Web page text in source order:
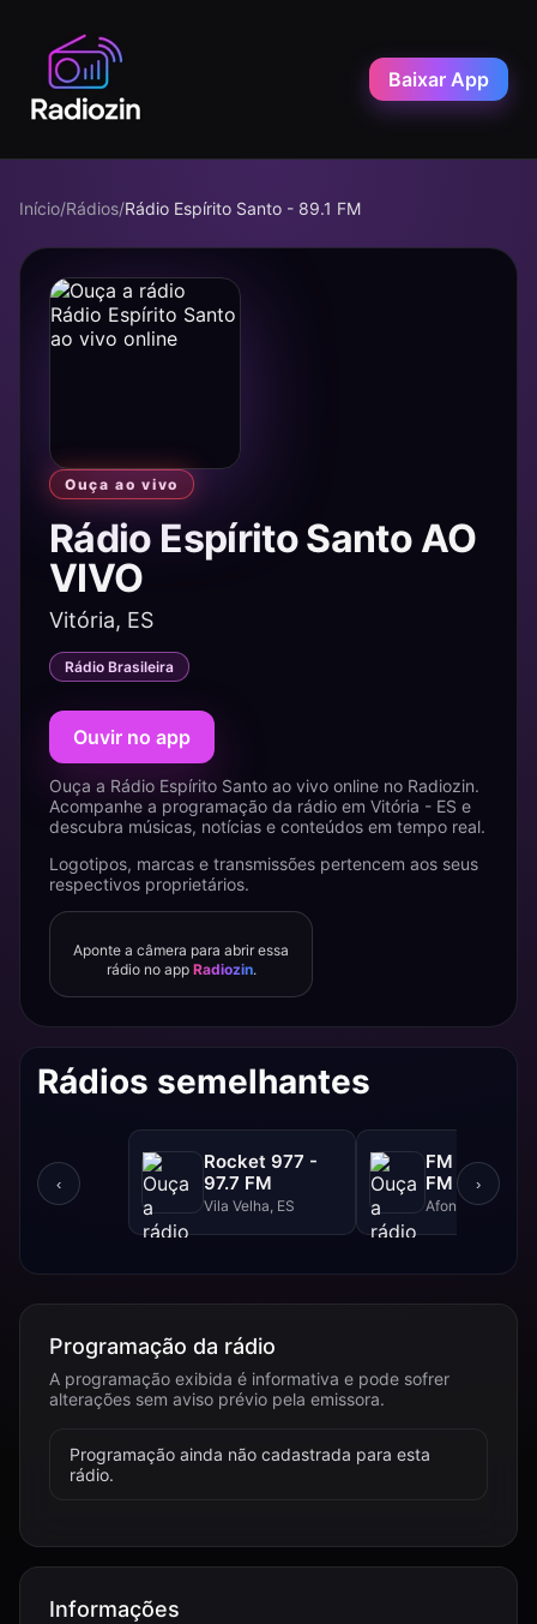
Baixar App
Início/Rádios/Rádio Espírito Santo - 89.1 FM
Ouça ao vivo
Rádio Espírito Santo AO
VIVO
Vitória, ES
Rádio Brasileira
Ouvir no app
Ouça a Rádio Espírito Santo ao vivo online no Radiozin.
Acompanhe a programação da rádio em Vitória - ES e
descubra músicas, notícias e conteúdos em tempo real.
Logotipos, marcas e transmissões pertencem aos seus
respectivos proprietários.
Aponte a câmera para abrir essa
rádio no app Radiozin.
Rádios semelhantes
‹
Rocket 977 -
97.7 FM
Vila Velha, ES
FM Super -
FM
Afonso Claudio,
›
Programação da rádio
A programação exibida é informativa e pode sofrer
alterações sem aviso prévio pela emissora.
Programação ainda não cadastrada para esta
rádio.
Informações